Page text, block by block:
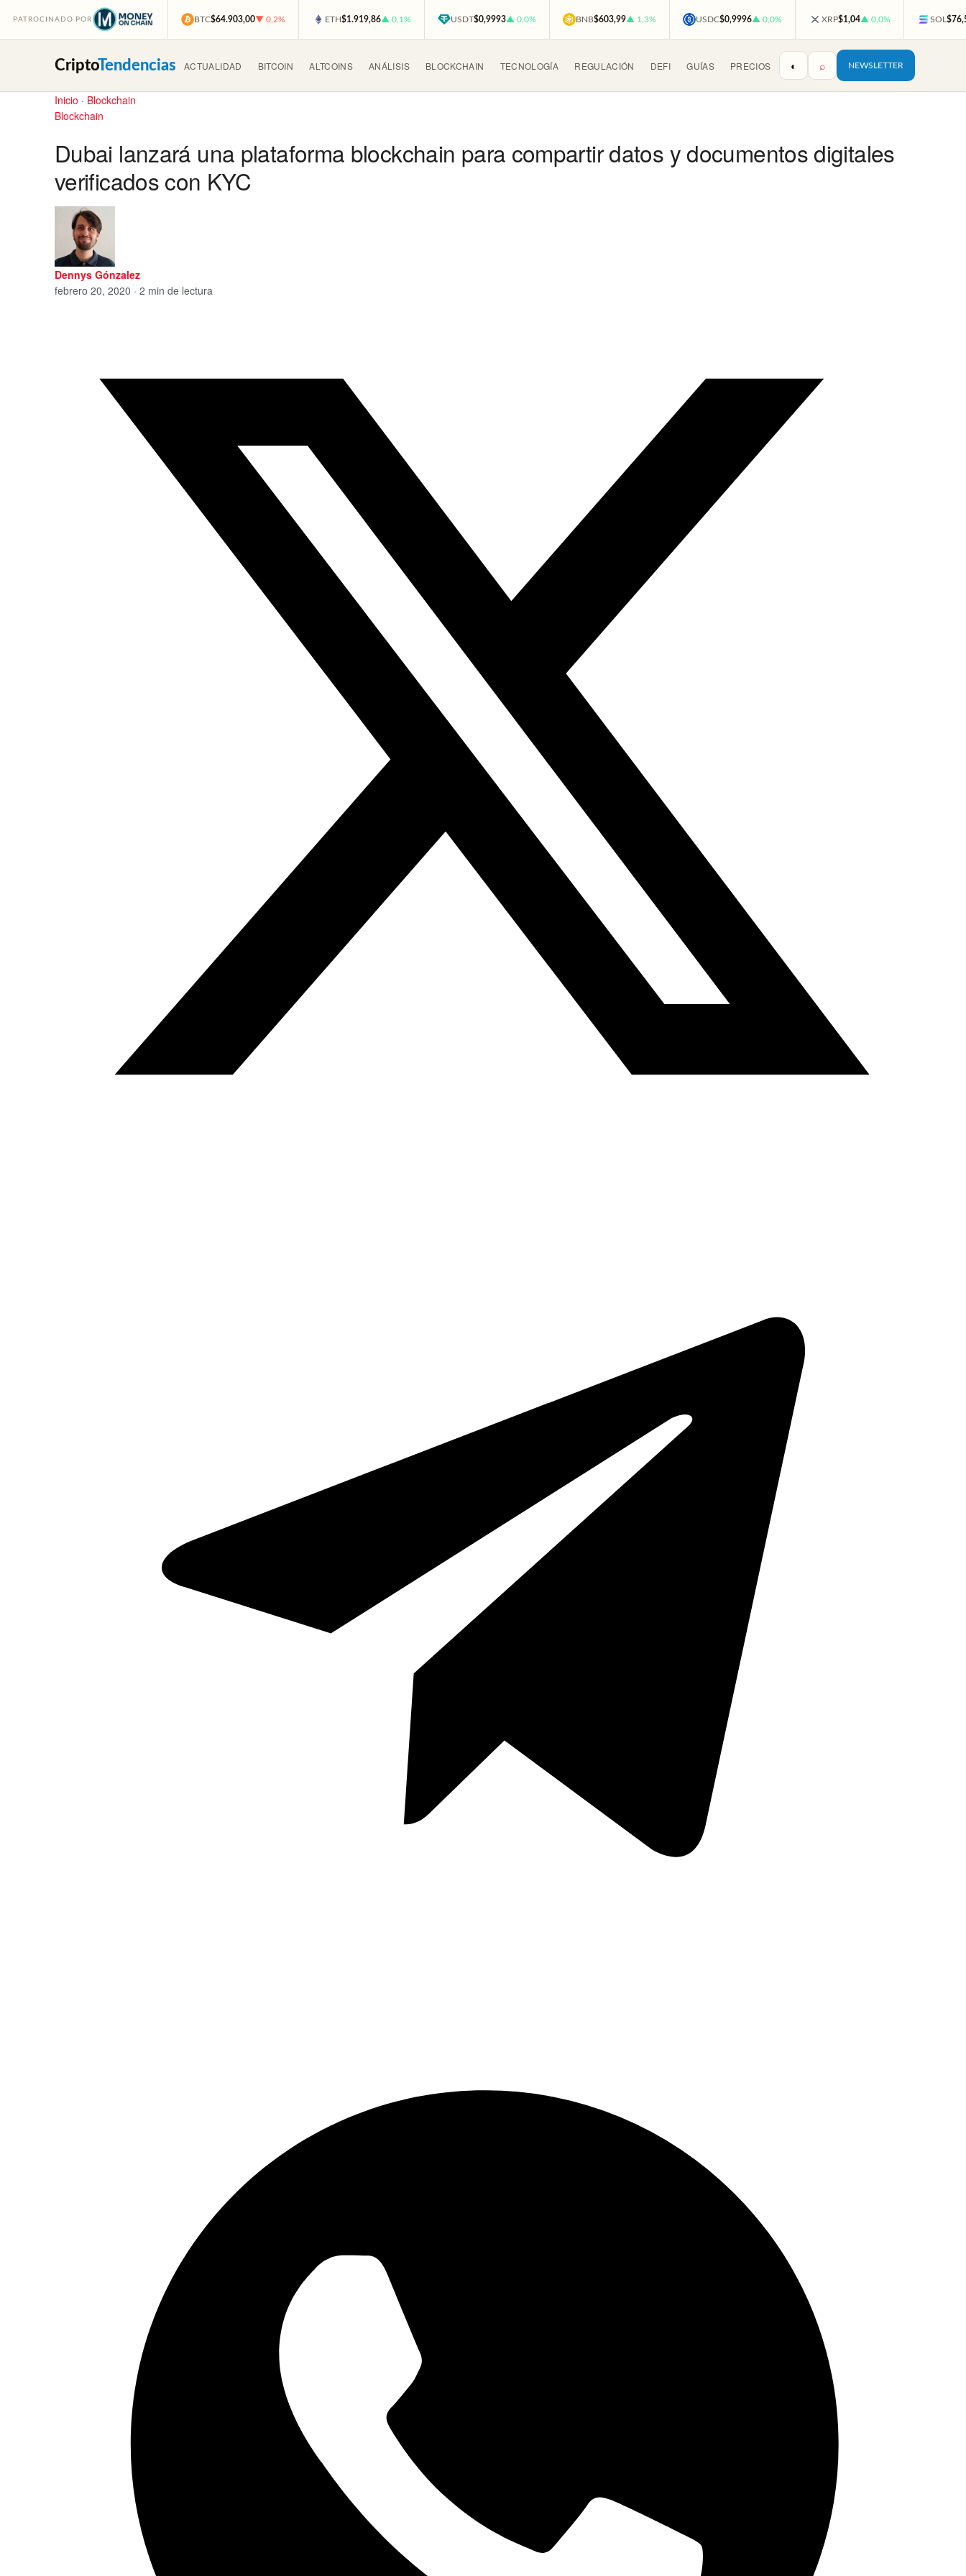
PATROCINADO POR BTC$64.903,00▼ 0,2% ETH$1.919,86▲ 0,1% USDT$0,9993▲ 0,0% BNB$603,99▲ 1,3% USDC$0,9996▲ 0,0% XRP$1,04▲ 0,0% SOL
CriptoTendencias ACTUALIDAD BITCOIN ALTCOINS ANÁLISIS BLOCKCHAIN TECNOLOGÍA REGULACIÓN DEFI GUÍAS PRECIOS ◐ ⌕ NEWSLETTER
Inicio · Blockchain
Blockchain
Dubai lanzará una plataforma blockchain para compartir datos y documentos digitales
verificados con KYC
Dennys Gónzalez
febrero 20, 2020 · 2 min de lectura